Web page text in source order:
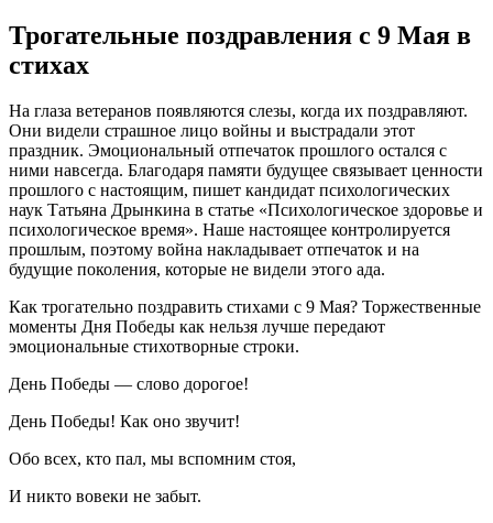
Трогательные поздравления с 9 Мая в
стихах
На глаза ветеранов появляются слезы, когда их поздравляют.
Они видели страшное лицо войны и выстрадали этот
праздник. Эмоциональный отпечаток прошлого остался с
ними навсегда. Благодаря памяти будущее связывает ценности
прошлого с настоящим, пишет кандидат психологических
наук Татьяна Дрынкина в статье «Психологическое здоровье и
психологическое время». Наше настоящее контролируется
прошлым, поэтому война накладывает отпечаток и на
будущие поколения, которые не видели этого ада.
Как трогательно поздравить стихами с 9 Мая? Торжественные
моменты Дня Победы как нельзя лучше передают
эмоциональные стихотворные строки.
День Победы — слово дорогое!
День Победы! Как оно звучит!
Обо всех, кто пал, мы вспомним стоя,
И никто вовеки не забыт.